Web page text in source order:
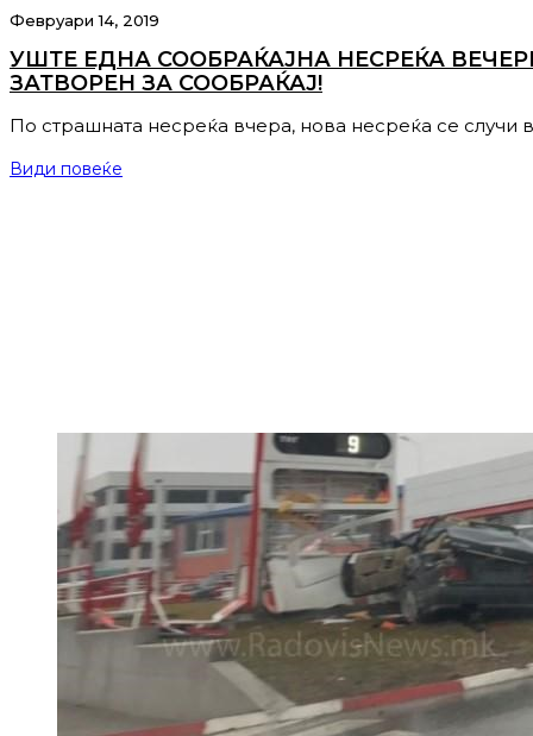
Февруари 14, 2019
УШТЕ ЕДНА СООБРАЌАЈНА НЕСРЕЌА
ЗАТВОРЕН ЗА СООБРАЌАЈ!
По страшната несреќа вчера, нова несреќа се случи
Види повеќе